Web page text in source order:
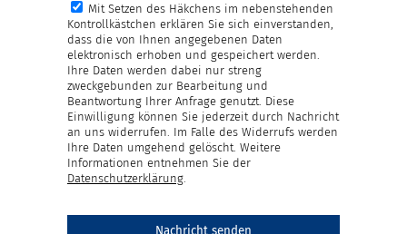
Mit Setzen des Häkchens im nebenstehenden
Kontrollkästchen erklären Sie sich einverstanden,
dass die von Ihnen angegebenen Daten
elektronisch erhoben und gespeichert werden.
Ihre Daten werden dabei nur streng
zweckgebunden zur Bearbeitung und
Beantwortung Ihrer Anfrage genutzt. Diese
Einwilligung können Sie jederzeit durch Nachricht
an uns widerrufen. Im Falle des Widerrufs werden
Ihre Daten umgehend gelöscht. Weitere
Informationen entnehmen Sie der
Datenschutzerklärung